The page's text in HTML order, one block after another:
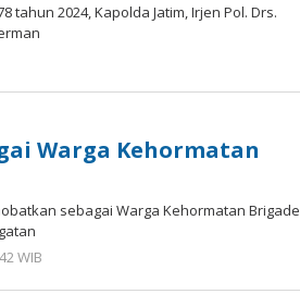
2024, Kapolda Jatim, Irjen Pol. Drs.
Warga Kehormatan
sebagai Warga Kehormatan Brigade
WIB